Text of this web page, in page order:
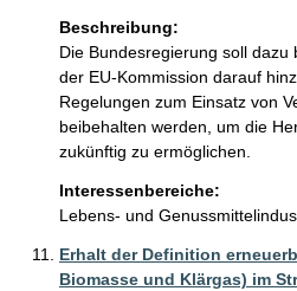
Beschreibung:
Die Bundesregierung soll
der EU-Kommission darauf
Regelungen zum Einsatz von
beibehalten werden, um die
zukünftig zu ermöglichen.
Interessenbereiche:
Lebens- und
Erhalt der Definition
Biomasse und Klärgas) im